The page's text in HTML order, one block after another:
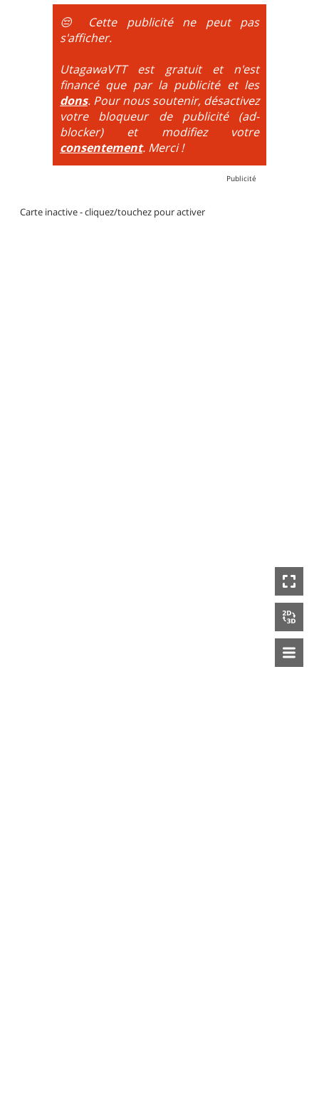
obligatoire.
DH / Gravity : Seule la descente se passe sur le vélo.
La montée est faite via navette ou remontée
mécanique. La difficulté de la descente est indiquée
par des couleurs lorsqu'il s'agit de bikeparks. Vélo
tout suspendu et protections du corps obligatoires.
😔 Cette publicité ne peut pas
s'afficher.
UtagawaVTT est gratuit et n'est
financé que par la publicité et les
dons. Pour nous soutenir, désactivez
votre bloqueur de publicité (ad-
blocker) et modifiez votre
consentement. Merci !